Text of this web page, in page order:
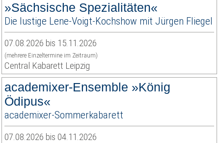
»Sächsische Spezialitäten«
Die lustige Lene-Voigt-Kochshow mit Jürgen Fliegel
07.08.2026 bis 15.11.2026
(mehrere Einzeltermine im Zeitraum)
Central Kabarett Leipzig
academixer-Ensemble »König
Ödipus«
academixer-Sommerkabarett
07.08.2026 bis 04.11.2026